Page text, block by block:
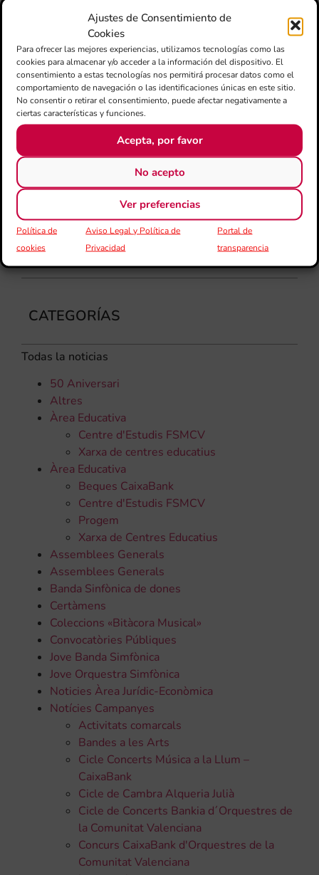
Ajustes de Consentimiento de
Cookies
Para ofrecer las mejores experiencias, utilizamos tecnologías como las
cookies para almacenar y/o acceder a la información del dispositivo. El
consentimiento a estas tecnologías nos permitirá procesar datos como el
comportamiento de navegación o las identificaciones únicas en este sitio.
No consentir o retirar el consentimiento, puede afectar negativamente a
ciertas características y funciones.
Acepta, por favor
No acepto
Ver preferencias
Política de
cookies
Aviso Legal y Política de
Privacidad
Portal de
transparencia
CATEGORÍAS
Todas la noticias
50 Aniversari
Altres
Àrea Educativa
Centre d'Estudis FSMCV
Xarxa de centres educatius
Àrea Educativa
Beques CaixaBank
Centre d'Estudis FSMCV
Progem
Xarxa de Centres Educatius
Assemblees Generals
Assemblees Generals
Banda Sinfònica de dones
Certàmens
Coleccions «Bitàcora Musical»
Convocatòries Públiques
Jove Banda Simfònica
Jove Orquestra Simfònica
Noticies Àrea Jurídic-Econòmica
Notícies Campanyes
Activitats comarcals
Bandes a les Arts
Cicle Concerts Música a la Llum –
CaixaBank
Cicle de Cambra Alqueria Julià
Cicle de Concerts Bankia d´Orquestres de
la Comunitat Valenciana
Concurs CaixaBank d'Orquestres de la
Comunitat Valenciana